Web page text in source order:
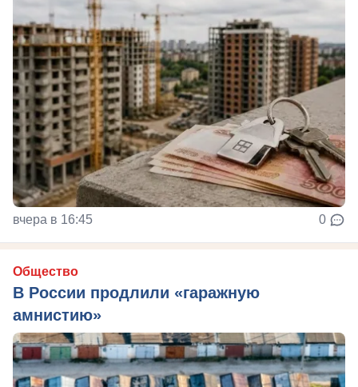
вчера в 16:45 0
Общество
В России продлили «гаражную
амнистию»